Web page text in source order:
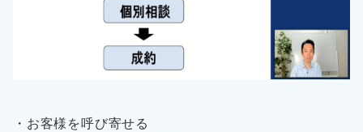
・お客様を呼び寄せる